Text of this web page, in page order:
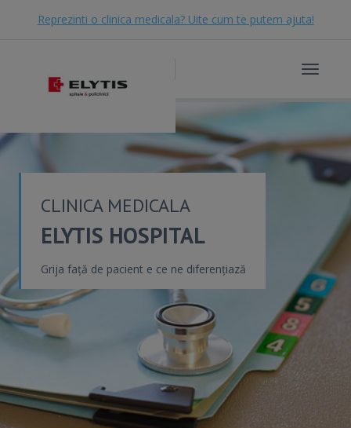
Reprezinti o clinica medicala? Uite cum te putem ajuta!
Toggle
CLINICA MEDICALA
ELYTIS HOSPITAL
Grija față de pacient e ce ne diferențiază